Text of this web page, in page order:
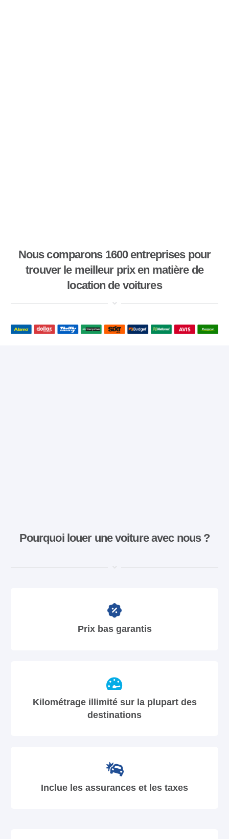
Nous comparons 1600 entreprises pour
trouver le meilleur prix en matière de
location de voitures
Pourquoi louer une voiture avec nous ?
Prix bas garantis
Kilométrage illimité sur la plupart des
destinations
Inclue les assurances et les taxes